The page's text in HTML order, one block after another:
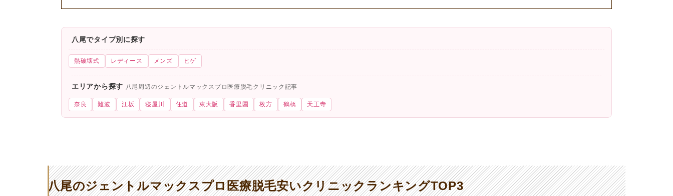
八尾でタイプ別に探す
熱破壊式 レディース メンズ ヒゲ
エリアから探す 八尾周辺のジェントルマックスプロ医療脱毛クリニック記事
奈良 難波 江坂 寝屋川 住道 東大阪 香里園 枚方 鶴橋 天王寺
八尾のジェントルマックスプロ医療脱毛安いクリニックランキングTOP3